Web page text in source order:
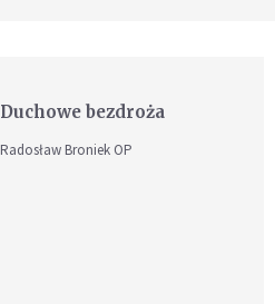
Duchowe bezdroża
Radosław Broniek OP